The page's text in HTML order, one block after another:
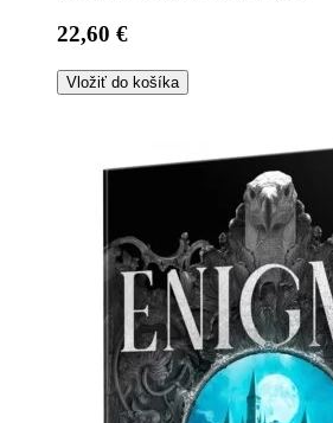
22,60 €
Vložiť do košíka